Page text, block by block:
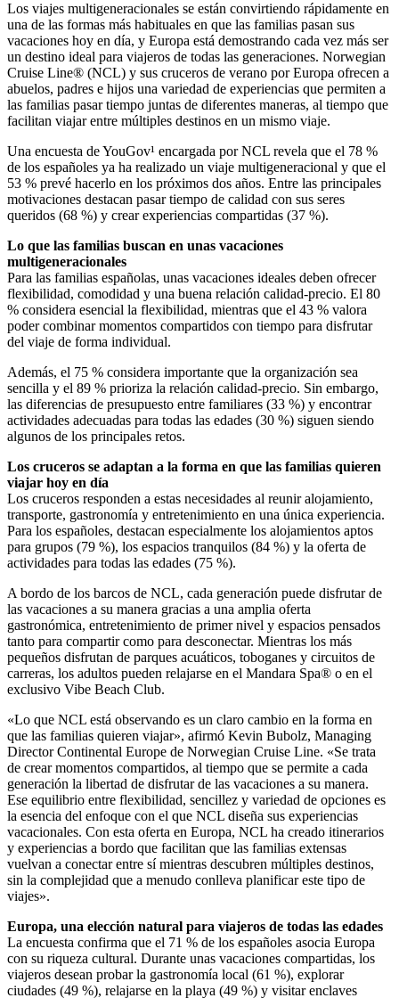
Los viajes multigeneracionales se están convirtiendo rápidamente en
una de las formas más habituales en que las familias pasan sus
vacaciones hoy en día, y Europa está demostrando cada vez más ser
un destino ideal para viajeros de todas las generaciones. Norwegian
Cruise Line® (NCL) y sus cruceros de verano por Europa ofrecen a
abuelos, padres e hijos una variedad de experiencias que permiten a
las familias pasar tiempo juntas de diferentes maneras, al tiempo que
facilitan viajar entre múltiples destinos en un mismo viaje.
Una encuesta de YouGov¹ encargada por NCL revela que el 78 %
de los españoles ya ha realizado un viaje multigeneracional y que el
53 % prevé hacerlo en los próximos dos años. Entre las principales
motivaciones destacan pasar tiempo de calidad con sus seres
queridos (68 %) y crear experiencias compartidas (37 %).
Lo que las familias buscan en unas vacaciones
multigeneracionales
Para las familias españolas, unas vacaciones ideales deben ofrecer
flexibilidad, comodidad y una buena relación calidad-precio. El 80
% considera esencial la flexibilidad, mientras que el 43 % valora
poder combinar momentos compartidos con tiempo para disfrutar
del viaje de forma individual.
Además, el 75 % considera importante que la organización sea
sencilla y el 89 % prioriza la relación calidad-precio. Sin embargo,
las diferencias de presupuesto entre familiares (33 %) y encontrar
actividades adecuadas para todas las edades (30 %) siguen siendo
algunos de los principales retos.
Los cruceros se adaptan a la forma en que las familias quieren
viajar hoy en día
Los cruceros responden a estas necesidades al reunir alojamiento,
transporte, gastronomía y entretenimiento en una única experiencia.
Para los españoles, destacan especialmente los alojamientos aptos
para grupos (79 %), los espacios tranquilos (84 %) y la oferta de
actividades para todas las edades (75 %).
A bordo de los barcos de NCL, cada generación puede disfrutar de
las vacaciones a su manera gracias a una amplia oferta
gastronómica, entretenimiento de primer nivel y espacios pensados
tanto para compartir como para desconectar. Mientras los más
pequeños disfrutan de parques acuáticos, toboganes y circuitos de
carreras, los adultos pueden relajarse en el Mandara Spa® o en el
exclusivo Vibe Beach Club.
«Lo que NCL está observando es un claro cambio en la forma en
que las familias quieren viajar», afirmó Kevin Bubolz, Managing
Director Continental Europe de Norwegian Cruise Line. «Se trata
de crear momentos compartidos, al tiempo que se permite a cada
generación la libertad de disfrutar de las vacaciones a su manera.
Ese equilibrio entre flexibilidad, sencillez y variedad de opciones es
la esencia del enfoque con el que NCL diseña sus experiencias
vacacionales. Con esta oferta en Europa, NCL ha creado itinerarios
y experiencias a bordo que facilitan que las familias extensas
vuelvan a conectar entre sí mientras descubren múltiples destinos,
sin la complejidad que a menudo conlleva planificar este tipo de
viajes».
Europa, una elección natural para viajeros de todas las edades
La encuesta confirma que el 71 % de los españoles asocia Europa
con su riqueza cultural. Durante unas vacaciones compartidas, los
viajeros desean probar la gastronomía local (61 %), explorar
ciudades (49 %), relajarse en la playa (49 %) y visitar enclaves